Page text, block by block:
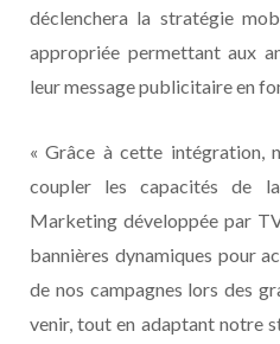
déclenchera la stratégie
appropriée permettant aux
leur message publicitaire en
« Grâce à cette intégration,
coupler les capacités de
Marketing développée par
bannières dynamiques pour
de nos campagnes lors des
venir, tout en adaptant notre